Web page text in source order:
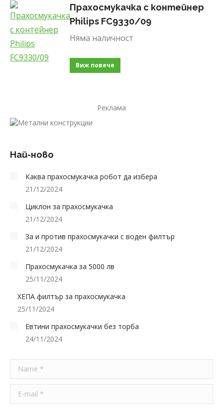
Прахосмукачка с контейнер
Philips FC9330/09
Няма наличност
Виж повече
Реклама
Най-ново
Каква прахосмукачка робот да избера
21/12/2024
Циклон за прахосмукачка
21/12/2024
За и против прахосмукачки с воден филтър
21/12/2024
Прахосмукачка за 5000 лв
25/11/2024
ХЕПА филтър за прахосмукачка
25/11/2024
Евтини прахосмукачки без торба
24/11/2024